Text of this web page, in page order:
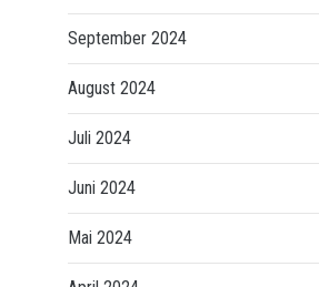
September 2024
August 2024
Juli 2024
Juni 2024
Mai 2024